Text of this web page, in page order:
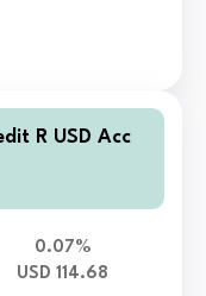
R USD Acc
0.07%
USD 114.68